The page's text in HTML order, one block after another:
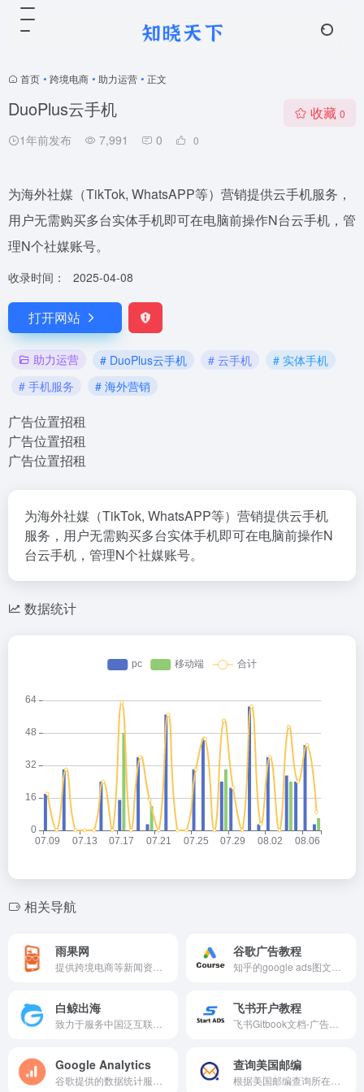
首页 • 跨境电商 • 助力运营 • 正文
DuoPlus云手机
1年前发布 7,991 0 0
收藏 0
为海外社媒（TikTok, WhatsAPP等）营销提供云手机服务，
用户无需购买多台实体手机即可在电脑前操作N台云手机，管
理N个社媒账号。
收录时间： 2025-04-08
打开网站
助力运营 # DuoPlus云手机 # 云手机
# 实体手机
# 手机服务
# 海外营销
广告位置招租
广告位置招租
广告位置招租
为海外社媒（TikTok, WhatsAPP等）营销提供云手机
服务，用户无需购买多台实体手机即可在电脑前操作N
台云手机，管理N个社媒账号。
数据统计
相关导航
雨果网 谷歌广告教程
白鲸出海 飞书开户教程
Google Analytics 查询美国邮编